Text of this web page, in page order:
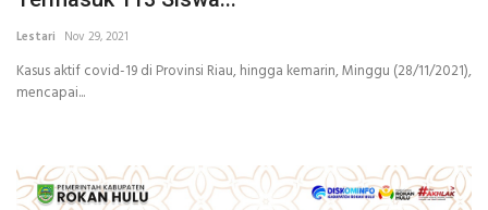
Lestari Nov 29, 2021
Kasus aktif covid-19 di Provinsi Riau, hingga kemarin, Minggu (28/11/2021),
mencapai...